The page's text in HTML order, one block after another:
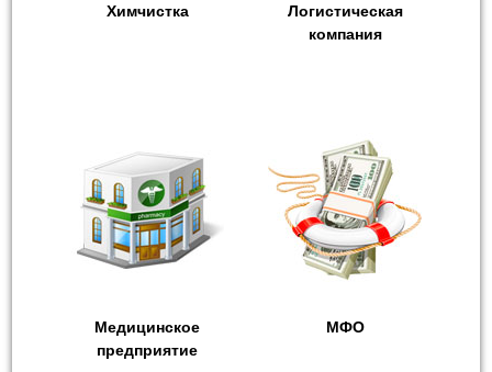
Химчистка
Логистическая
компания
Медицинское
предприятие
МФО